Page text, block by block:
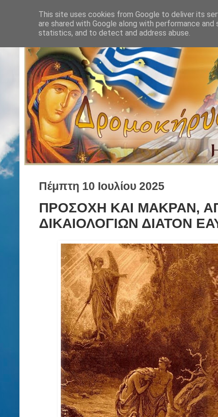
Πέμπτη 10 Ιουλίου 2025
ΠΡΟΣΟΧΗ ΚΑΙ ΜΑΚΡΑΝ,
ΔΙΚΑΙΟΛΟΓΙΩΝ ΔΙΑΤΟΝ
This site uses cookies from Google to deliver its
are shared with Google along with performance
statistics, and to detect and address abuse.